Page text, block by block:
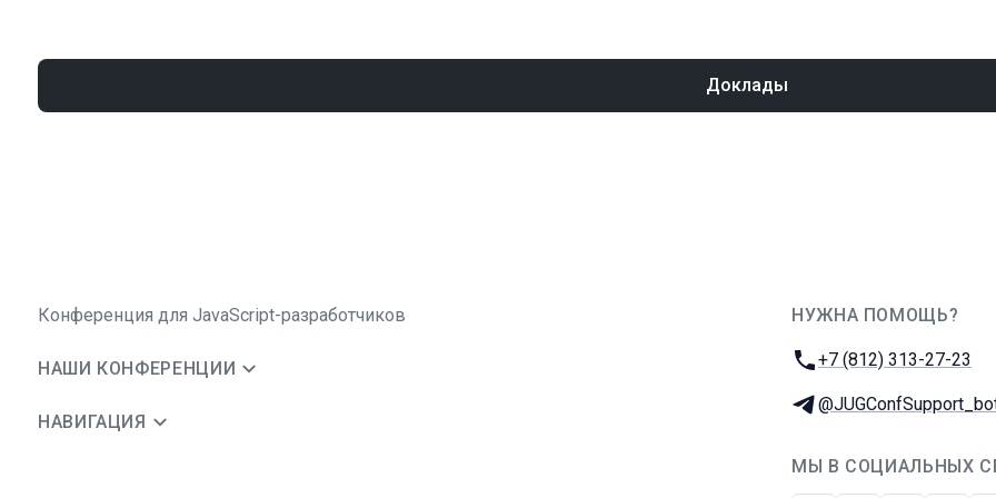
Доклады
Конференция для JavaScript-разработчиков
НАШИ КОНФЕРЕНЦИИ
НАВИГАЦИЯ
НУЖНА ПОМОЩЬ?
Телефон:
+7 (812) 313-27-23
Телеграм:
МЫ В СОЦИАЛЬНЫХ